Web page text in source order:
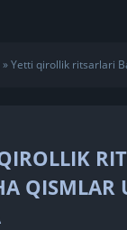
»Yetti qirollik ritsarlari
QISMLAR